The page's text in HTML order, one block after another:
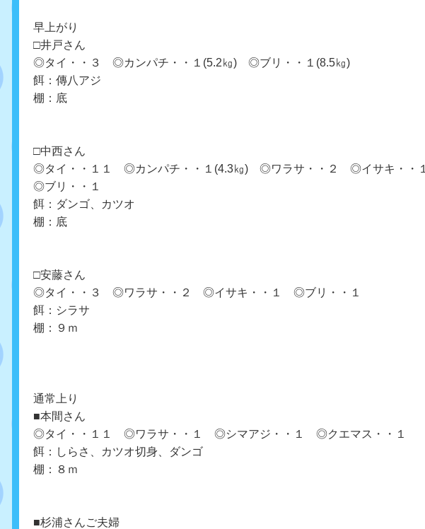
早上がり
□井戸さん
◎タイ・・３ ◎カンパチ・・１(5.2㎏) ◎ブリ・・１(8.5㎏)
餌：傳八アジ
棚：底
□中西さん
◎タイ・・１１ ◎カンパチ・・１(4.3㎏) ◎ワラサ・・２ ◎イサキ・・１
◎ブリ・・１
餌：ダンゴ、カツオ
棚：底
□安藤さん
◎タイ・・３ ◎ワラサ・・２ ◎イサキ・・１ ◎ブリ・・１
餌：シラサ
棚：９ｍ
通常上り
■本間さん
◎タイ・・１１ ◎ワラサ・・１ ◎シマアジ・・１ ◎クエマス・・１
餌：しらさ、カツオ切身、ダンゴ
棚：８ｍ
■杉浦さんご夫婦